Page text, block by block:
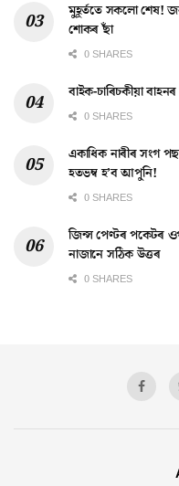
মুহূৰ্ততে সকলো শেষ!
শোকৰ ছাঁ
0 SHARES
বাইক-চাৰিচকীয়া
0 SHARES
একাধিক নাৰীৰ সংগ
হতভম্ব হ’ব আপুনি!
0 SHARES
জিন্স পেণ্টৰ পকেটৰ
নাজানে সঠিক উত্তৰ
0 SHARES